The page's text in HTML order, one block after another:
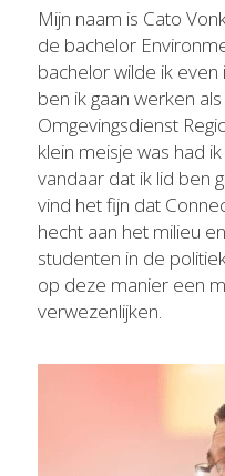
Mijn naam is Cato
de bachelor
bachelor wilde ik
ben ik gaan werken
Omgevingsdienst
klein meisje was had
vandaar dat ik lid ben
vind het fijn dat
hecht aan het milieu
studenten in de
op deze manier een
verwezenlijken.